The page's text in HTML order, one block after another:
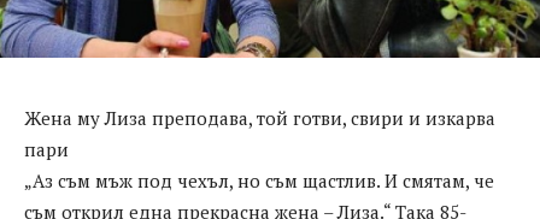
Жена му Лиза преподава, той готви, свири и изкарва
пари
„Аз съм мъж под чехъл, но съм щастлив. И смятам, че
съм открил една прекрасна жена – Лиза.“ Така 85-